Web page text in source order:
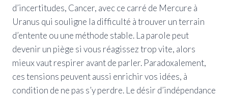
d’incertitudes, Cancer, avec ce carré de Mercure à
Uranus qui souligne la difficulté à trouver un terrain
d’entente ou une méthode stable. La parole peut
devenir un piège si vous réagissez trop vite, alors
mieux vaut respirer avant de parler. Paradoxalement,
ces tensions peuvent aussi enrichir vos idées, à
condition de ne pas s’y perdre. Le désir d’indépendance